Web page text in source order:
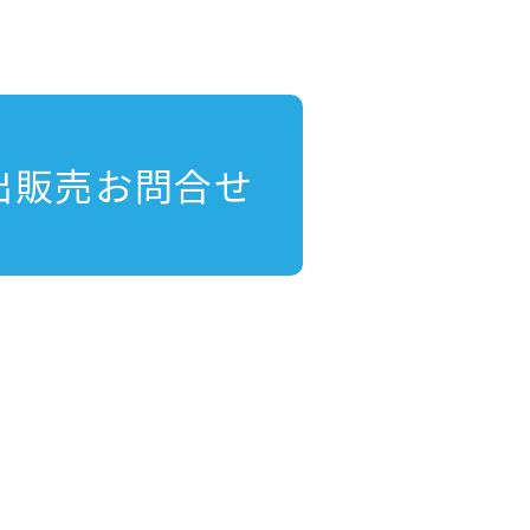
販売お問合せ